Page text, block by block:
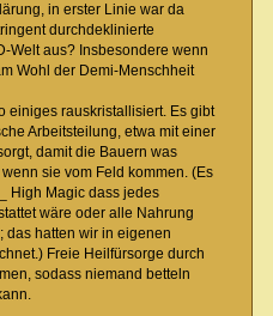
in erster Linie war da
durchdeklinierte
Welt aus? Insbesondere wenn
Wohl der Demi-Menschheit
einiges rauskristallisiert. Es gibt
Arbeitsteilung, etwa mit einer
damit die Bauern was
sie vom Feld kommen. (Es
High Magic dass jedes
wäre oder alle Nahrung
das hatten wir in eigenen
Freie Heilfürsorge durch
sodass niemand betteln